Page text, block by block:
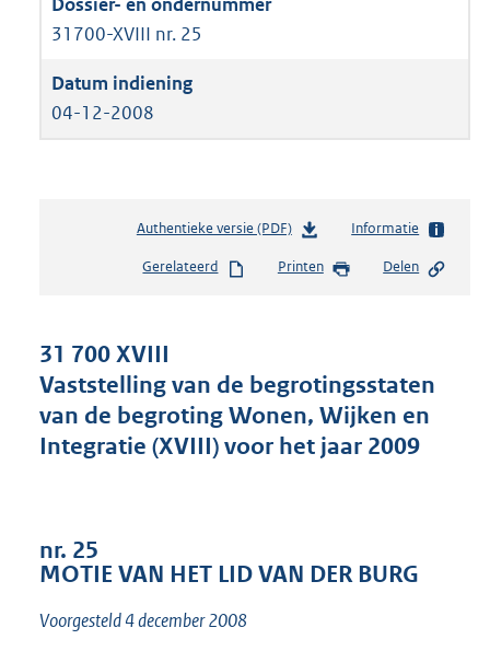
31700-XVIII nr. 25
04-12-2008
Authentieke versie (PDF)b
s
s
g
o
:
Informatie
Gerelateerd Printen Delen
31 700 XVIII
Vaststelling van de begrotingsstaten
van de begroting Wonen, Wijken en
Integratie (XVIII) voor het jaar 2009
nr. 25
MOTIE VAN HET LID VAN DER BURG
Voorgesteld 4 december 2008